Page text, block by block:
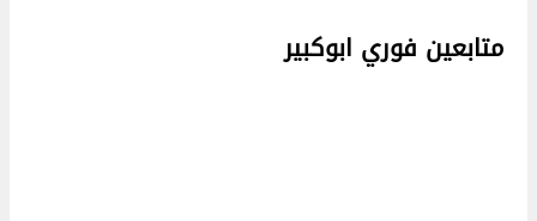
متابعين فوري ابوكبير